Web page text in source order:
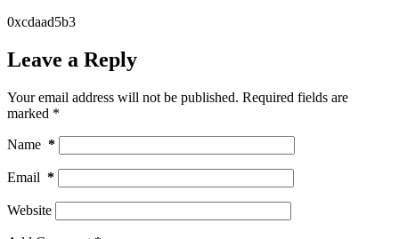
0xcdaad5b3
Leave a Reply
Your email address will not be published. Required fields are
marked *
Name *
Email *
Website